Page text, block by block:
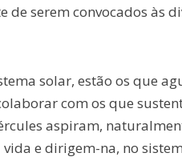
de serem convocados às
solar, estão os que
com os que
aspiram,
e dirigem-na, no